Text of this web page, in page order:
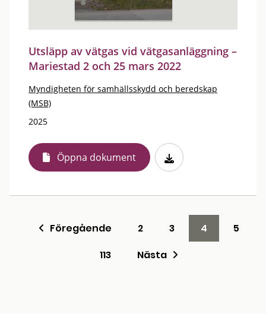
Utsläpp av vätgas vid vätgasanläggning –
Mariestad 2 och 25 mars 2022
Myndigheten för samhällsskydd och beredskap
(MSB)
2025
Öppna dokument
Föregående 2 3 4
5
113
Nästa